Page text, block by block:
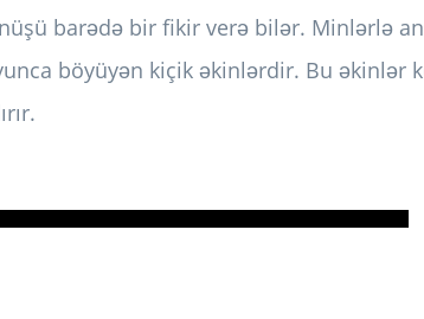
barədə bir fikir verə bilər. Minlərlə
böyüyən kiçik əkinlərdir. Bu əkinlər